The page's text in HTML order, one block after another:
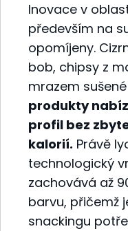
Inovace v
především na
opomíjeny.
bob, chipsy z
mrazem
produkty
profil bez
kalorií. Právě
technologický
zachovává až
barvu, přičemž
snackingu